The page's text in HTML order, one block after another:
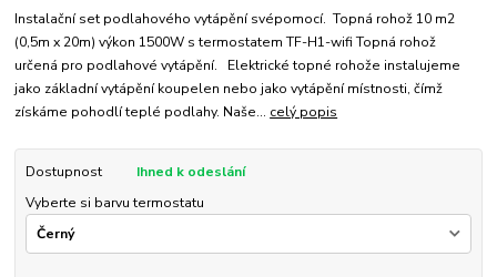
Instalační set podlahového vytápění svépomocí. Topná rohož 10 m2
(0,5m x 20m) výkon 1500W s termostatem TF-H1-wifi Topná rohož
určená pro podlahové vytápění. Elektrické topné rohože instalujeme
jako základní vytápění koupelen nebo jako vytápění místnosti, čímž
získáme pohodlí teplé podlahy. Naše... celý popis
Dostupnost
Ihned k odeslání
Vyberte si barvu termostatu